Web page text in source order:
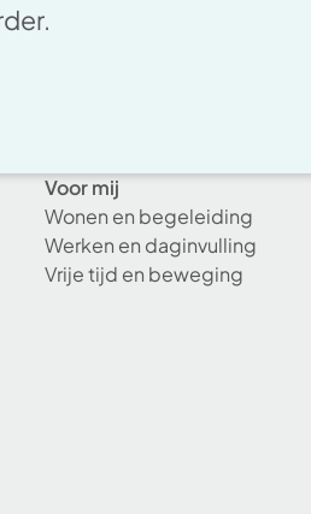
Voor mij
Wonen en begeleiding
Werken en daginvulling
Vrije tijd en beweging